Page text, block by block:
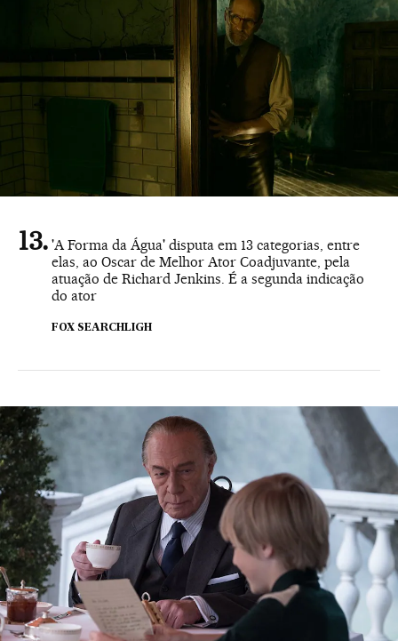
'A Forma da Água' disputa em 13 categorias, entre
elas, ao Oscar de Melhor Ator Coadjuvante, pela
atuação de Richard Jenkins. É a segunda indicação
do ator
FOX SEARCHLIGH